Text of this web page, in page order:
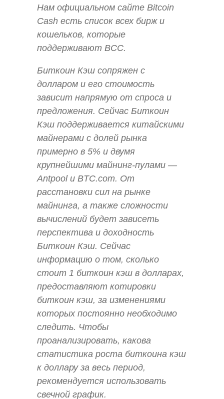
Нам официальном сайте Bitcoin
Cash есть список всех бирж и
кошельков, которые
поддерживают BCC.
Биткоин Кэш сопряжен с
долларом и его стоимость
зависит напрямую от спроса и
предложения. Сейчас Биткоин
Кэш поддерживается китайскими
майнерами с долей рынка
примерно в 5% и двумя
крупнейшими майнинг-пулами —
Antpool и BTC.com. От
расстановки сил на рынке
майнинга, а также сложности
вычислений будет зависеть
перспектива и доходность
Биткоин Кэш. Сейчас
информацию о том, сколько
стоит 1 биткоин кэш в долларах,
предоставляют котировки
биткоин кэш, за изменениями
которых постоянно необходимо
следить. Чтобы
проанализировать, какова
статистика роста биткоина кэш
к доллару за весь период,
рекомендуется использовать
свечной график.